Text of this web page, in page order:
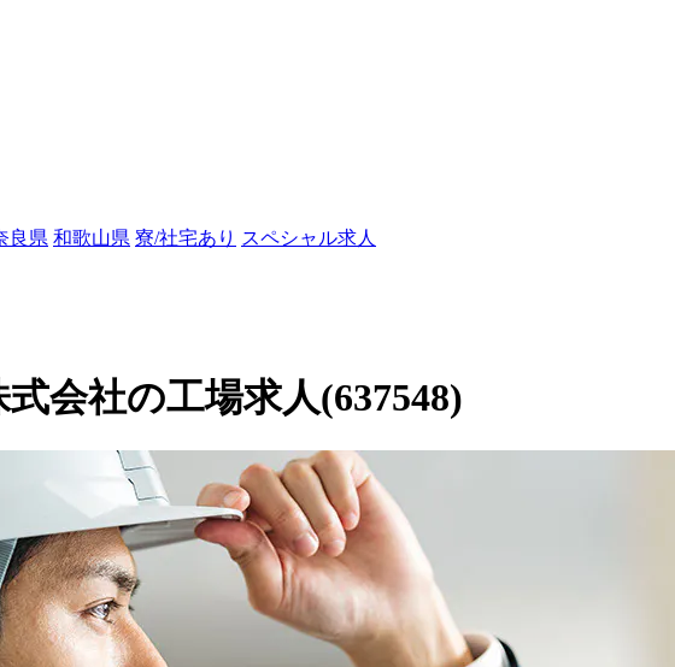
良県 和歌山県 寮/社宅あり スペシャル求人
会社の工場求人(637548)